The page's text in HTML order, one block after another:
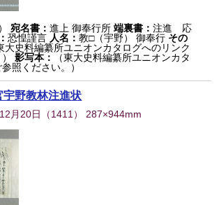
宛名書：進上 御奉行所 端裏書：注進 応
恐惶謹言 人名：教□（宇野） 御奉行 その
大史料編纂所ユニオンカタログへのリンク
影写本：
（東大史料編纂所ユニオンカタ
照ください。）
野教林注進状
月20日 （1411 ） 287×944mm